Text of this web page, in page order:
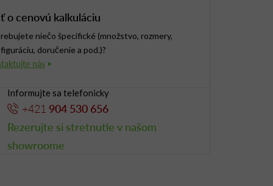
o cenovú kalkuláciu
niečo špecifické (množstvo, rozmery,
doručenie a pod.)?
Informujte sa telefonicky
+421 904 530 656
Rezerujte si stretnutie v našom
showroome